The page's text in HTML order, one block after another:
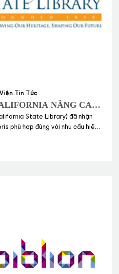
Tin Tức
NÂNG CAO
DÙNG VỚI BỘ GIẢI
EX LIBRIS
State Library) đã nhận
phù hợp đúng với nhu cầu hiện